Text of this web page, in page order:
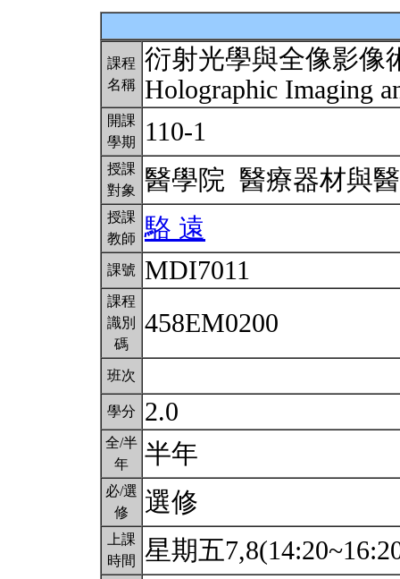
課程
名稱
衍射光學與全像影像
Holographic Imaging
開課
學期
110-1
授課
對象
醫學院 醫療器材與
授課
教師
駱 遠
課號 MDI7011
課程
識別
碼
458EM0200
班次
學分 2.0
全/半
年
半年
必/選
修
選修
上課
時間
星期五